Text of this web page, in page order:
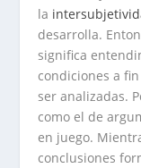
la
desarrolla.
significa
condiciones a
ser analizadas.
como el de
en juego.
conclusiones